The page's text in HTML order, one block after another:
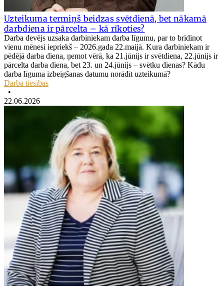
Uzteikuma termiņš beidzas svētdienā, bet nākamā
darbdiena ir pārcelta – kā rīkoties?
Darba devējs uzsaka darbiniekam darba līgumu, par to brīdinot
vienu mēnesi iepriekš – 2026.gada 22.maijā. Kura darbiniekam ir
pēdējā darba diena, ņemot vērā, ka 21.jūnijs ir svētdiena, 22.jūnijs ir
pārcelta darba diena, bet 23. un 24.jūnijs – svētku dienas? Kādu
darba līguma izbeigšanas datumu norādīt uzteikumā?
Darba tiesības
•
22.06.2026